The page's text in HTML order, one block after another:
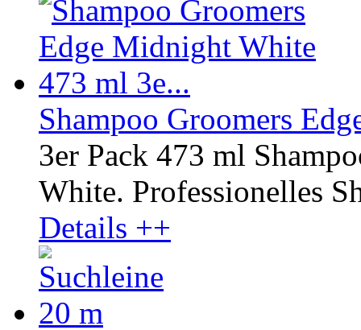
Shampoo Groomers
3er Pack 473 ml
White. Professionelles
Details ++